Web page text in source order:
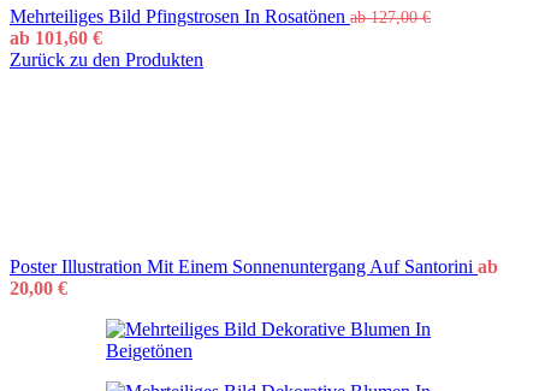
Mehrteiliges Bild Pfingstrosen In Rosatönen ab127,00€
ab 101,60 €
Zurück zu den Produkten
Poster Illustration Mit Einem Sonnenuntergang Auf Santorini ab
20,00 €